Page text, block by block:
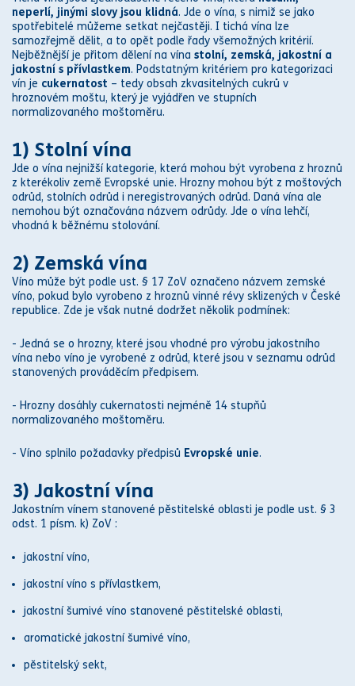
neperlí, jinými slovy jsou klidná. Jde o vína, s nimiž se jako
spotřebitelé můžeme setkat nejčastěji. I tichá vína lze
samozřejmě dělit, a to opět podle řady všemožných kritérií.
Nejběžnější je přitom dělení na vína stolní, zemská, jakostní a
jakostní s přívlastkem. Podstatným kritériem pro kategorizaci
vín je cukernatost – tedy obsah zkvasitelných cukrů v
hroznovém moštu, který je vyjádřen ve stupních
normalizovaného moštoměru.
1) Stolní vína
Jde o vína nejnižší kategorie, která mohou být vyrobena z hroznů
z kterékoliv země Evropské unie. Hrozny mohou být z moštových
odrůd, stolních odrůd i neregistrovaných odrůd. Daná vína ale
nemohou být označována názvem odrůdy. Jde o vína lehčí,
vhodná k běžnému stolování.
2) Zemská vína
Víno může být podle ust. § 17 ZoV označeno názvem zemské
víno, pokud bylo vyrobeno z hroznů vinné révy sklizených v České
republice. Zde je však nutné dodržet několik podmínek:
- Jedná se o hrozny, které jsou vhodné pro výrobu jakostního
vína nebo víno je vyrobené z odrůd, které jsou v seznamu odrůd
stanovených prováděcím předpisem.
- Hrozny dosáhly cukernatosti nejméně 14 stupňů
normalizovaného moštoměru.
- Víno splnilo požadavky předpisů Evropské unie.
3) Jakostní vína
Jakostním vínem stanovené pěstitelské oblasti je podle ust. § 3
odst. 1 písm. k) ZoV :
jakostní víno,
jakostní víno s přívlastkem,
jakostní šumivé víno stanovené pěstitelské oblasti,
aromatické jakostní šumivé víno,
pěstitelský sekt,